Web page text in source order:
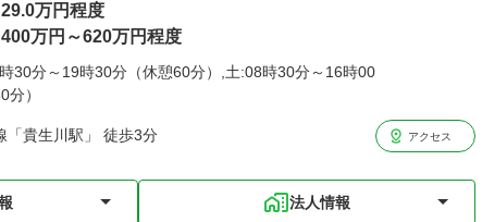
29.0万円程度
400万円～620万円程度
30分～19時30分（休憩60分）,土:08時30分～16時00
分）
「貴生川駅」 徒歩3分 アクセス
法人情報